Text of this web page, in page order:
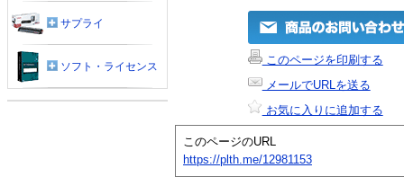
このページを印刷する
メールでURLを送る
お気に入りに追加する
このページのURL
https://plth.me/12981153
サプライ
ソフト・ライセンス